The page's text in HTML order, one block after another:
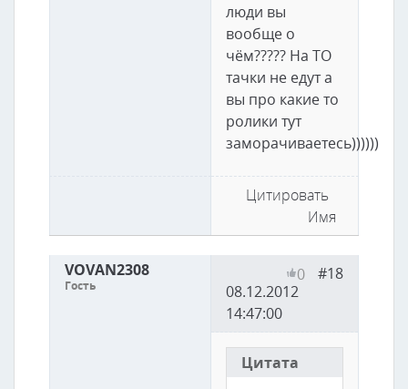
люди вы
вообще о
чём????? На ТО
тачки не едут а
вы про какие то
ролики тут
заморачиваетесь))))))
Цитировать
Имя
VOVAN2308
Гость
#18
0
08.12.2012
14:47:00
Цитата